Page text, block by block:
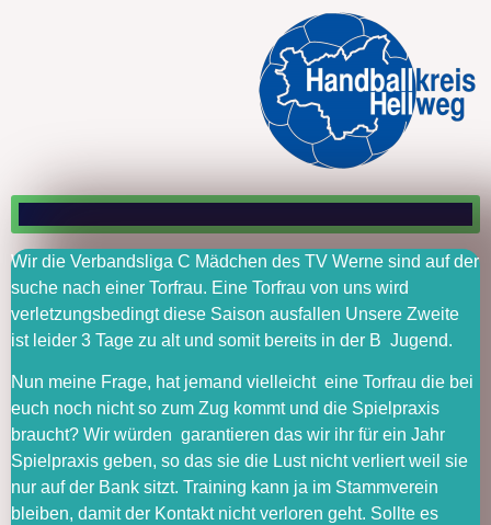
Wir die Verbandsliga C Mädchen des TV Werne sind auf der
suche nach einer Torfrau. Eine Torfrau von uns wird
verletzungsbedingt diese Saison ausfallen Unsere Zweite
ist leider 3 Tage zu alt und somit bereits in der B Jugend.
Nun meine Frage, hat jemand vielleicht eine Torfrau die bei
euch noch nicht so zum Zug kommt und die Spielpraxis
braucht? Wir würden garantieren das wir ihr für ein Jahr
Spielpraxis geben, so das sie die Lust nicht verliert weil sie
nur auf der Bank sitzt. Training kann ja im Stammverein
bleiben, damit der Kontakt nicht verloren geht. Sollte es